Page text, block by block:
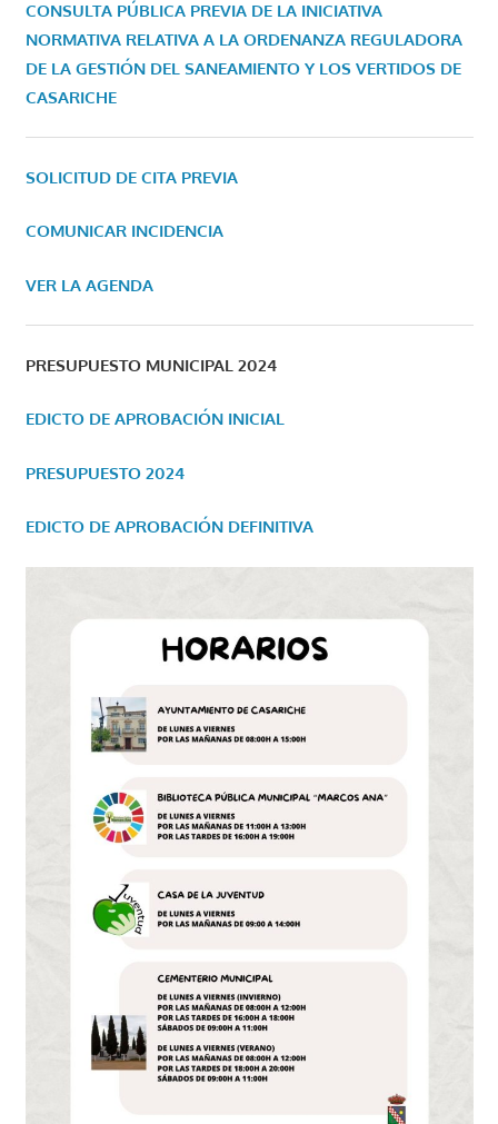
CONSULTA PÚBLICA PREVIA DE LA INICIATIVA
NORMATIVA RELATIVA A LA ORDENANZA REGULADORA
DE LA GESTIÓN DEL SANEAMIENTO Y LOS VERTIDOS DE
CASARICHE
SOLICITUD DE CITA PREVIA
COMUNICAR INCIDENCIA
VER LA AGENDA
PRESUPUESTO MUNICIPAL 2024
EDICTO DE APROBACIÓN INICIAL
PRESUPUESTO 2024
EDICTO DE APROBACIÓN DEFINITIVA